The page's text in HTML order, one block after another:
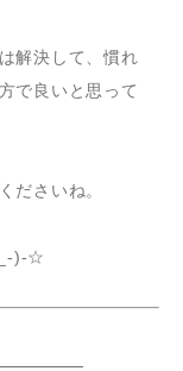
解決して、慣れ
で良いと思って
ださいね。
)-☆